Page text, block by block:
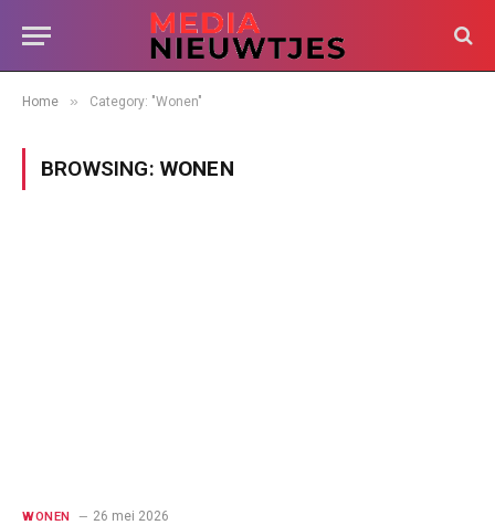
Home » Category: "Wonen"
BROWSING: WONEN
WONEN 26 mei 2026